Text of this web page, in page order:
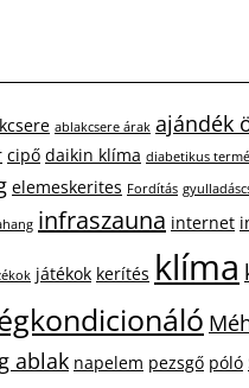
ablakcsere árak ajándék
cipő daikin klíma diabetikus
elemeskerites Fordítás
infraszauna internet
játékok kerítés klíma
ablak napelem pezsgő póló